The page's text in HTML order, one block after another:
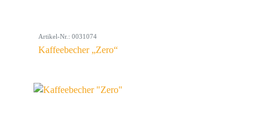
Farbe
Artikel-Nr.: 0031074
Kaffeebecher „Zero“